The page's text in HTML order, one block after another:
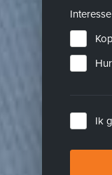
Ik